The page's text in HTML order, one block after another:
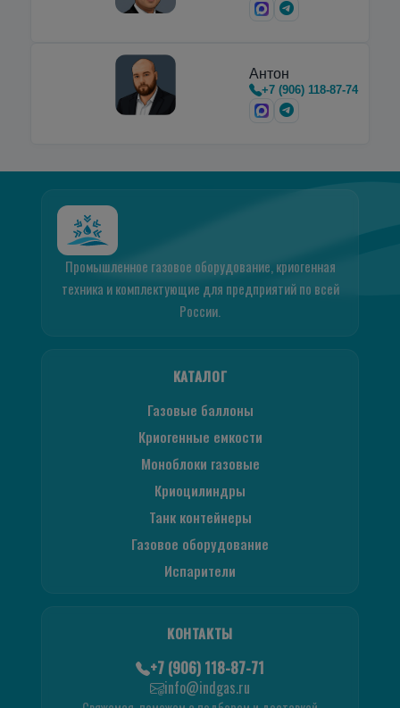
Антон
+7 (906) 118-87-74
Промышленное газовое оборудование, криогенная
техника и комплектующие для предприятий по всей
России.
КАТАЛОГ
Газовые баллоны
Криогенные емкости
Моноблоки газовые
Криоцилиндры
Танк контейнеры
Газовое оборудование
Испарители
КОНТАКТЫ
+7 (906) 118-87-71
info@indgas.ru